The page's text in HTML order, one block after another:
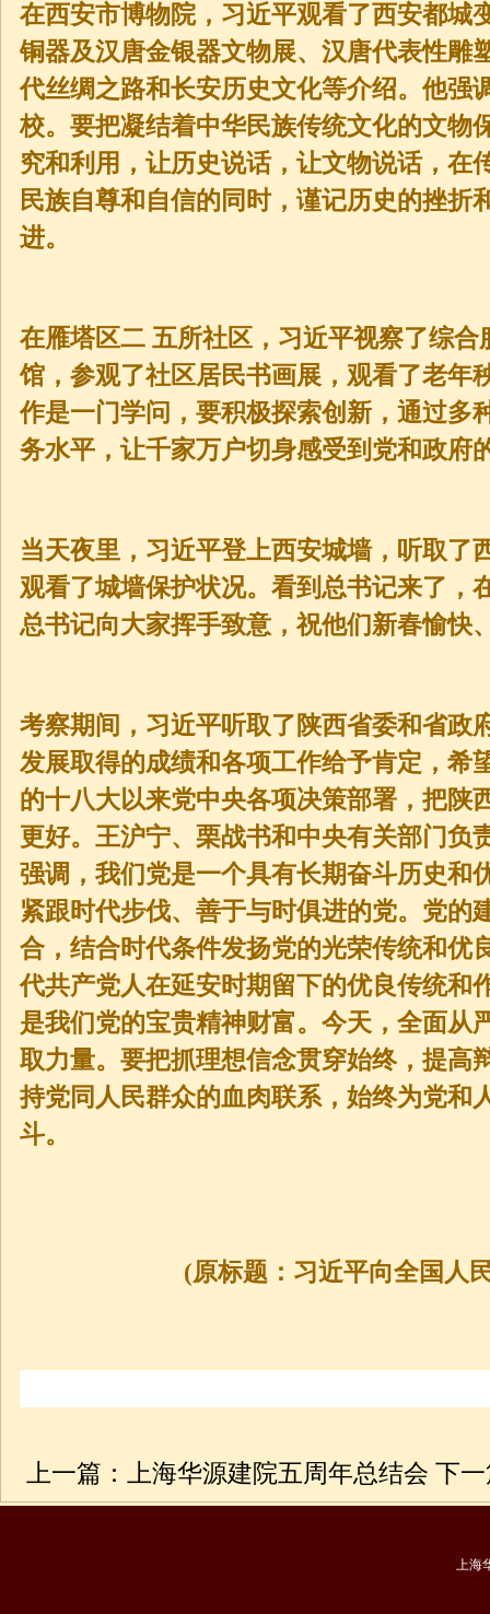
在西安市博物院，习近平观看了西安都城
铜器及汉唐金银器文物展、汉唐代表性雕
代丝绸之路和长安历史文化等介绍。他强
校。要把凝结着中华民族传统文化的文物
究和利用，让历史说话，让文物说话，在
民族自尊和自信的同时，谨记历史的挫折
进。
在雁塔区二 五所社区，习近平视察了综
馆，参观了社区居民书画展，观看了老年
作是一门学问，要积极探索创新，通过多
务水平，让千家万户切身感受到党和政府
当天夜里，习近平登上西安城墙，听取了
观看了城墙保护状况。看到总书记来了，
总书记向大家挥手致意，祝他们新春愉快
考察期间，习近平听取了陕西省委和省政
发展取得的成绩和各项工作给予肯定，希
的十八大以来党中央各项决策部署，把陕
更好。王沪宁、栗战书和中央有关部门负
强调，我们党是一个具有长期奋斗历史和
紧跟时代步伐、善于与时俱进的党。党的
合，结合时代条件发扬党的光荣传统和优
代共产党人在延安时期留下的优良传统和
是我们党的宝贵精神财富。今天，全面从
取力量。要把抓理想信念贯穿始终，提高
持党同人民群众的血肉联系，始终为党和
斗。
(原标题：习近平向全国人民致
上一篇： 上海华源建院五周年总结会 下
上海